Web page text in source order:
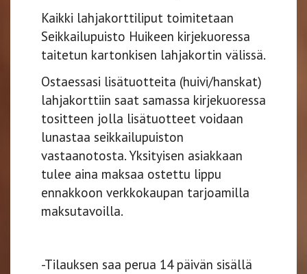
Kaikki lahjakorttiliput toimitetaan
Seikkailupuisto Huikeen kirjekuoressa
taitetun kartonkisen lahjakortin välissä.
Ostaessasi lisätuotteita (huivi/hanskat)
lahjakorttiin saat samassa kirjekuoressa
tositteen jolla lisätuotteet voidaan
lunastaa seikkailupuiston
vastaanotosta. Yksityisen asiakkaan
tulee aina maksaa ostettu lippu
ennakkoon verkkokaupan tarjoamilla
maksutavoilla.
-Tilauksen saa perua 14 päivän sisällä